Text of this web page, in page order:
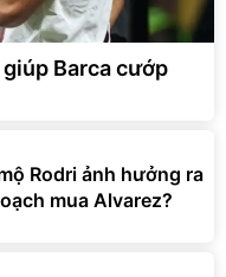
Barca cướp
Rodri ảnh hưởng ra
mua Alvarez?